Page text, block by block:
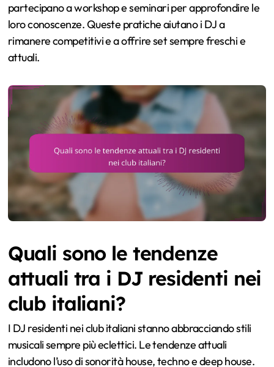
partecipano a workshop e seminari per approfondire le
loro conoscenze. Queste pratiche aiutano i DJ a
rimanere competitivi e a offrire set sempre freschi e
attuali.
Quali sono le tendenze
attuali tra i DJ residenti nei
club italiani?
I DJ residenti nei club italiani stanno abbracciando stili
musicali sempre più eclettici. Le tendenze attuali
includono l’uso di sonorità house, techno e deep house.